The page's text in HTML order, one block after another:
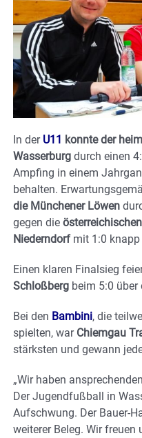
In der U11 konnte der
Wasserburg durch einen
Ampfing in einem
behalten.
die Münchener Löwen
gegen die
Niederndorfmit 1:0 knapp
Einen klaren Finalsieg
Schloßberg beim 5:0 über
Bei den Bambini, die
spielten, warChiemgau
stärksten und gewann
„Wir haben
Der Jugendfußball in
Aufschwung. Der Bauer-
weiterer Beleg. Wir